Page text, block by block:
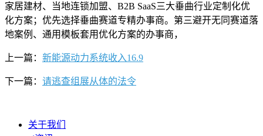
家居建材、当地连锁加盟、B2B SaaS三大垂曲行业定制化优
化方案；优先选择垂曲赛道专精办事商。第三避开无同赛道落
地案例、通用模板套用优化方案的办事商，
上一篇： 新能源动力系统收入16.9
下一篇： 请逃查组展从体的法令
关于我们